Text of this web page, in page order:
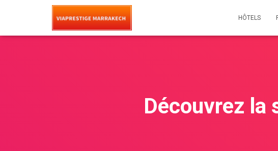
HÔTELS
Découvrez la